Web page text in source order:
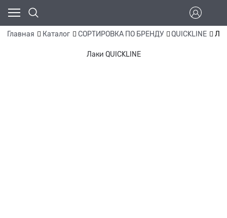
Главная Каталог СОРТИРОВКА ПО БРЕНДУ QUICKLINE
Лаки QUICKLINE